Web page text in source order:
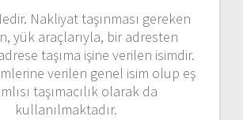
Nakliyat taşınması gereken
yük araçlarıyla, bir adresten
taşıma işine verilen isimdir.
verilen genel isim olup eş
taşımacılık olarak da
kullanılmaktadır.